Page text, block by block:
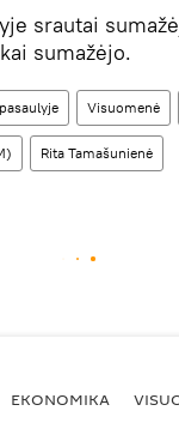
srautai
sumažėjo.
Visuomenė
Rita Tamašunienė
EKONOMIKA